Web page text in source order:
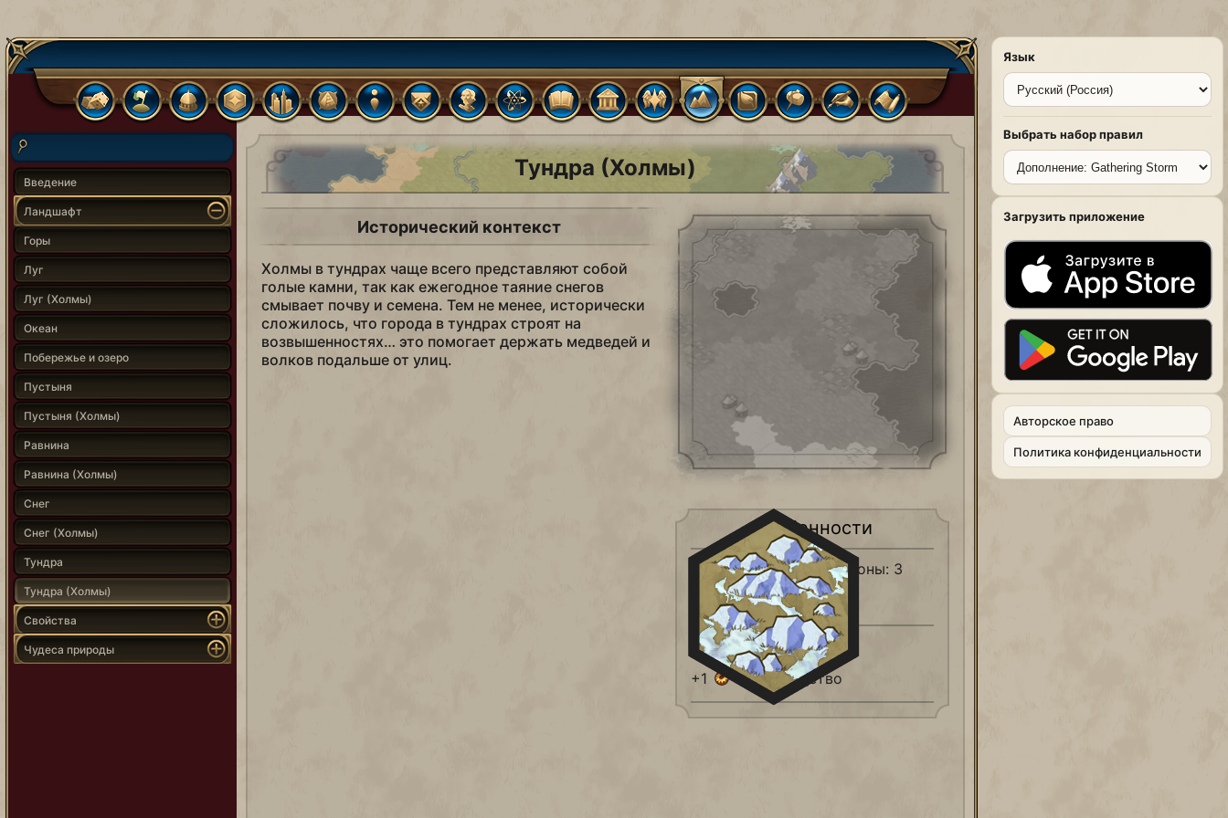
Введение
Ландшафт
Горы
Луг
Луг (Холмы)
Океан
Побережье и озеро
Пустыня
Пустыня (Холмы)
Равнина
Равнина (Холмы)
Снег
Снег (Холмы)
Тундра
Тундра (Холмы)
Свойства
Чудеса природы
Тундра (Холмы)
Исторический контекст
Холмы в тундрах чаще всего представляют собой
голые камни, так как ежегодное таяние снегов
смывает почву и семена. Тем не менее, исторически
сложилось, что города в тундрах строят на
возвышенностях… это помогает держать медведей и
волков подальше от улиц.
Особенности
Модификатор обороны: 3
Холмы
+1
Пища
+1
Производство
Язык
Выбрать набор правил
Загрузить приложение
Aвторское право
Политика конфиденциальности